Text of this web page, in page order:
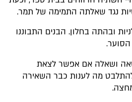
נגד שאלתה התמימה של תמר.
ובהתה בחלון. הבנים התבוננו
ושאלה אם אפשר לצאת
מה לענות כבר השאירה